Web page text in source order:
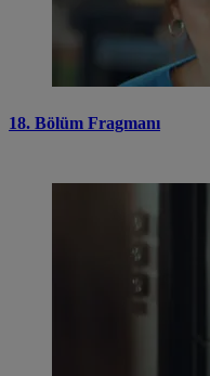
18. Bölüm Fragmanı